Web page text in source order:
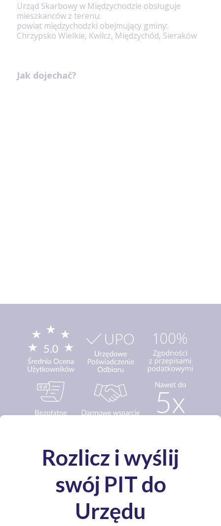
Urząd Skarbowy w Międzychodzie obsługuje
mieszkanców z terenu:
powiat międzychodzki obejmujący gminy:
Chrzypsko Wielkie, Kwilcz, Międzychód, Sieraków
Jak dojechać?